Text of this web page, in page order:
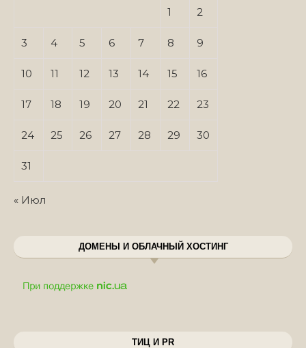
1 2
3 4 5 6 7 8 9
10 11 12 13 14 15 16
17 18 19 20 21 22 23
24 25 26 27 28 29 30
31
« Июл
ДОМЕНЫ И ОБЛАЧНЫЙ ХОСТИНГ
ТИЦ И PR